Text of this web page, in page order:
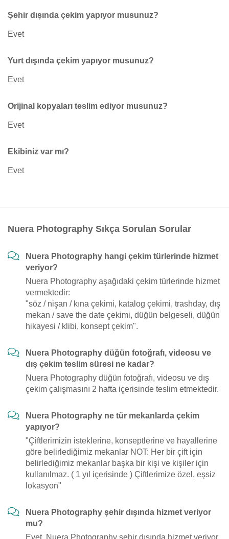
Şehir dışında çekim yapıyor musunuz?
Evet
Yurt dışında çekim yapıyor musunuz?
Evet
Orijinal kopyaları teslim ediyor musunuz?
Evet
Ekibiniz var mı?
Evet
Nuera Photography Sıkça Sorulan Sorular
Nuera Photography hangi çekim türlerinde hizmet
veriyor?
Nuera Photography aşağıdaki çekim türlerinde hizmet
vermektedir:
"söz / nişan / kına çekimi, katalog çekimi, trashday, dış
mekan / save the date çekimi, düğün belgeseli, düğün
hikayesi / klibi, konsept çekim".
Nuera Photography düğün fotoğrafı, videosu ve
dış çekim teslim süresi ne kadar?
Nuera Photography düğün fotoğrafı, videosu ve dış
çekim çalışmasını 2 hafta içerisinde teslim etmektedir.
Nuera Photography ne tür mekanlarda çekim
yapıyor?
"Çiftlerimizin isteklerine, konseptlerine ve hayallerine
göre belirlediğimiz mekanlar NOT: Her bir çift için
belirlediğimiz mekanlar başka bir kişi ve kişiler için
kullanılmaz. ( 1 yıl içerisinde ) Çiftlerimize özel, eşsiz
lokasyon"
Nuera Photography şehir dışında hizmet veriyor
mu?
Evet, Nuera Photography şehir dışında hizmet veriyor.